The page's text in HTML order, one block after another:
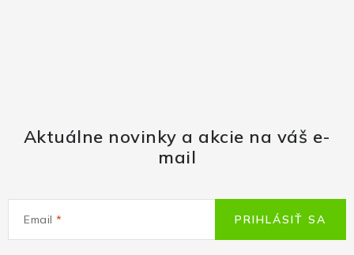
Aktuálne novinky a akcie na váš e-
mail
Email PRIHLÁSIŤ SA